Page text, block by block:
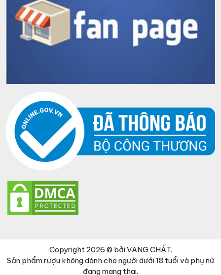
Copyright 2026 © bởi VANG CHẤT.
Sản phẩm rượu không dành cho người dưới 18 tuổi và phụ nữ
đang mang thai.